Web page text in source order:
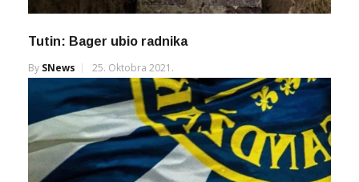
Tutin: Bager ubio radnika
By SNews 25. Oktobra 2021.